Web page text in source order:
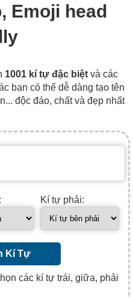
Emoji head
1001 kí tự đặc biệt và các
bạn có thể dễ dàng tạo tên
độc đáo, chất và đẹp nhất
Kí tự phải:
Kí Tự
các kí tự trái, giữa, phải